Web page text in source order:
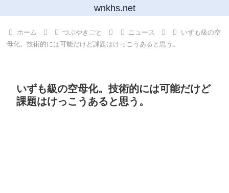
wnkhs.net
ホーム つぶやきごと ニュース
いずも級の空
母化。技術的には可能だけど課題はけっこうあると思う。
いずも級の空母化。技術的には可能だけど
課題はけっこうあると思う。